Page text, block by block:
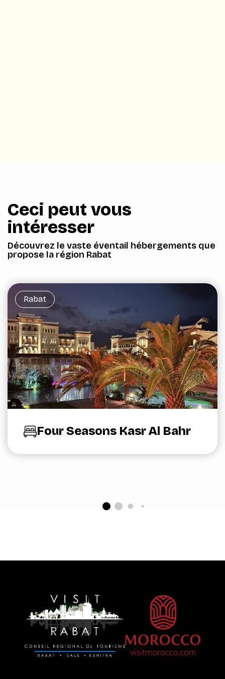
Ceci peut vous
intéresser
Découvrez le vaste éventail hébergements que
propose la région Rabat
Rabat
Four Seasons Kasr Al Bahr